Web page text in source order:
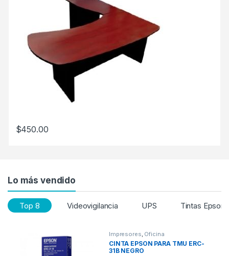
$450.00
Lo más vendido
Top 8 Videovigilancia UPS Tintas Epson
Impresores, Oficina
CINTA EPSON PARA TMU ERC-
31B NEGRO